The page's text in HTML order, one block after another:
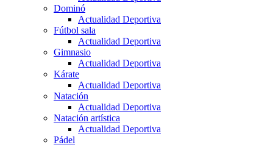
Dominó
Actualidad Deportiva
Fútbol sala
Actualidad Deportiva
Gimnasio
Actualidad Deportiva
Kárate
Actualidad Deportiva
Natación
Actualidad Deportiva
Natación artística
Actualidad Deportiva
Pádel